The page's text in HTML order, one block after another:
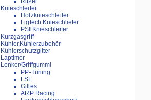
Knieschleifer
Holzknieschleifer
Ligtech Knieschliefer
PSI Knieschleifer
Kurzgasgriff
Kühler,Kühlerzubehör
Kühlerschutzgitter
Laptimer
Lenker/Griffgummi
PP-Tuning
LSL
Gilles
ARP Racing